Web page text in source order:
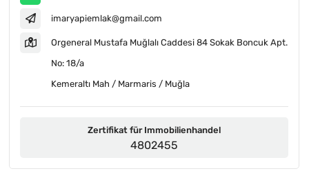
imaryapiemlak@gmail.com
Orgeneral Mustafa Muğlalı Caddesi 84 Sokak Boncuk Apt.
No: 18/a
Kemeraltı Mah / Marmaris / Muğla
Zertifikat für Immobilienhandel
4802455